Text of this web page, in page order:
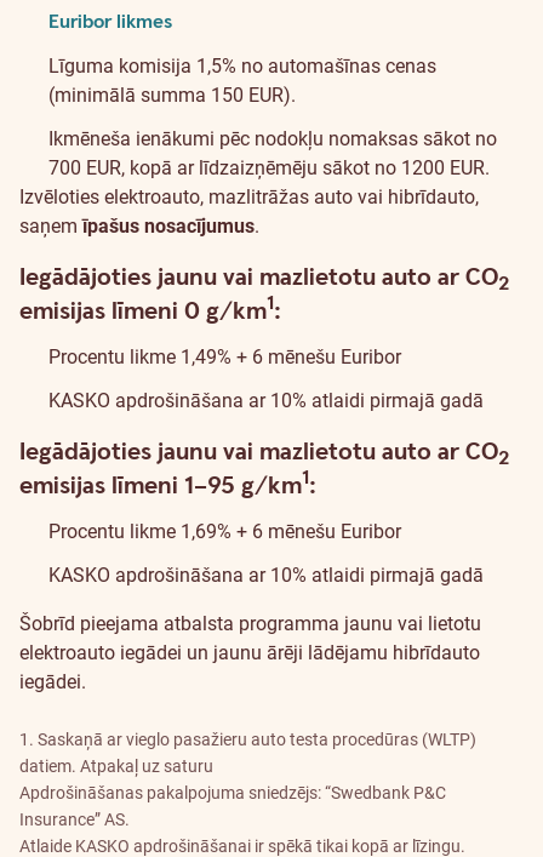
Euribor likmes
Līguma komisija 1,5% no automašīnas cenas
(minimālā summa 150 EUR).
Ikmēneša ienākumi pēc nodokļu nomaksas sākot no
700 EUR, kopā ar līdzaizņēmēju sākot no 1200 EUR.
Izvēloties elektroauto, mazlitrāžas auto vai hibrīdauto,
saņemīpašus nosacījumus.
Iegādājoties jaunu vai mazlietotu auto ar CO2
emisijas līmeni 0 g/km1
Informācija par atrunu
:
Procentu likme 1,49% + 6 mēnešu Euribor
KASKO apdrošināšana ar 10% atlaidi pirmajā gadā
Iegādājoties jaunu vai mazlietotu auto ar CO2
emisijas līmeni 1–95 g/km1
Informācija par atrunu
:
Procentu likme 1,69% + 6 mēnešu Euribor
KASKO apdrošināšana ar 10% atlaidi pirmajā gadā
Šobrīd pieejama atbalsta programma jaunu vai lietotu
elektroauto iegādei un jaunu ārēji lādējamu hibrīdauto
iegādei.
1. Saskaņā ar vieglo pasažieru auto testa procedūras (WLTP)
datiem. Atpakaļ uz saturu
Apdrošināšanas pakalpojuma sniedzējs: “Swedbank P&C
Insurance” AS.
Atlaide KASKO apdrošināšanai ir spēkā tikai kopā ar līzingu.